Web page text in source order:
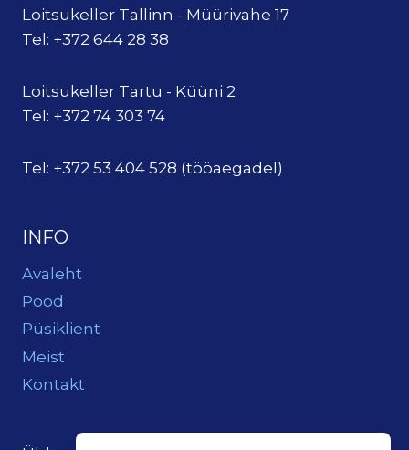
Loitsukeller Tallinn - Müürivahe 17
Tel: +372 644 28 38
Loitsukeller Tartu - Küüni 2
Tel: +372 74 303 74
Tel: +372 53 404 528 (tööaegadel)
INFO
Avaleht
Pood
Püsiklient
Meist
Kontakt